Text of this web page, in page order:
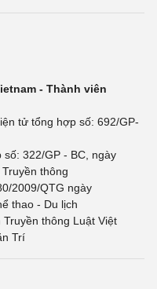
- Thành viên
tử tổng hợp số: 692/GP-
322/GP - BC, ngày
thông
2009/QTG ngày
thao - Du lịch
thông Luật Việt
Trí